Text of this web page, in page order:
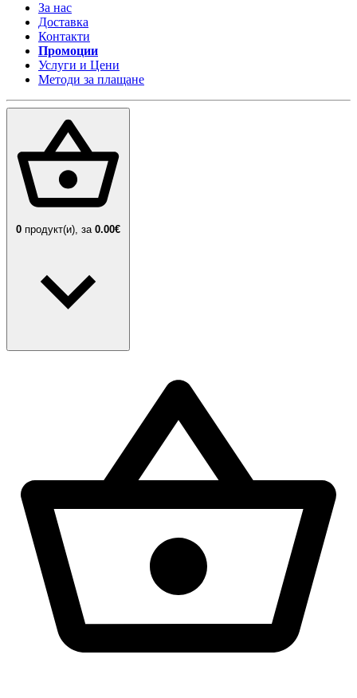
За нас
Доставка
Контакти
Промоции
Услуги и Цени
Методи за плащане
0 продукт(и), за 0.00€